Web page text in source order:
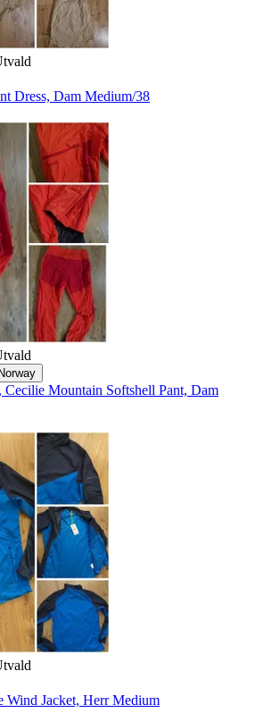
Dress, Dam Medium/38
Mountain Softshell Pant, Dam
Wind Jacket, Herr Medium